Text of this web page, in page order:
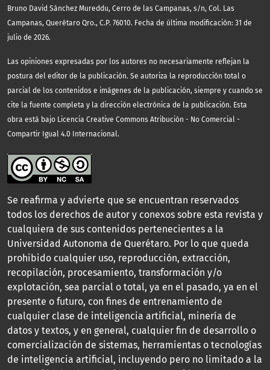
Bruno David Sánchez Mureddu, Cerro de las Campanas, s/n, Col. Las
Campanas, Querétaro Qro., C.P. 76010. Fecha de última modificación: 31 de
julio de 2026.
Las opiniones expresadas por los autores no necesariamente reflejan la
postura del editor de la publicación. Se autoriza la reproducción total o
parcial de los contenidos e imágenes de la publicación, siempre y cuando se
cite la fuente completa y la dirección electrónica de la publicación. Esta
obra está bajo Licencia Creative Commons Atribución - No Comercial -
Compartir Igual 4.0 Internacional.
Se reafirma y advierte que se encuentran reservados
todos los derechos de autor y conexos sobre esta revista y
cualquiera de sus contenidos pertenecientes a la
Universidad Autonoma de Querétaro. Por lo que queda
prohibido cualquier uso, reproducción, extracción,
recopilación, procesamiento, transformación y/o
explotación, sea parcial o total, ya en el pasado, ya en el
presente o futuro, con fines de entrenamiento de
cualquier clase de inteligencia artificial, minería de
datos y textos, y en general, cualquier fin de desarrollo o
comercialización de sistemas, herramientas o tecnologías
de inteligencia artificial, incluyendo pero no limitado a la